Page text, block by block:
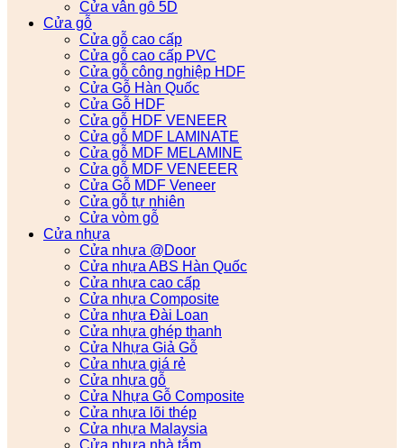
Cửa vân gỗ 5D
Cửa gỗ
Cửa gỗ cao cấp
Cửa gỗ cao cấp PVC
Cửa gỗ công nghiệp HDF
Cửa Gỗ Hàn Quốc
Cửa Gỗ HDF
Cửa gỗ HDF VENEER
Cửa gỗ MDF LAMINATE
Cửa gỗ MDF MELAMINE
Cửa gỗ MDF VENEEER
Cửa Gỗ MDF Veneer
Cửa gỗ tự nhiên
Cửa vòm gỗ
Cửa nhựa
Cửa nhựa @Door
Cửa nhựa ABS Hàn Quốc
Cửa nhựa cao cấp
Cửa nhựa Composite
Cửa nhựa Đài Loan
Cửa nhựa ghép thanh
Cửa Nhựa Giả Gỗ
Cửa nhựa giá rẻ
Cửa nhựa gỗ
Cửa Nhựa Gỗ Composite
Cửa nhựa lõi thép
Cửa nhựa Malaysia
Cửa nhựa nhà tắm